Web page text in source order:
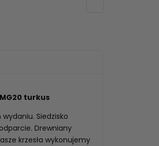
turkus
Siedzisko
Drewniany
krzesła wykonujemy